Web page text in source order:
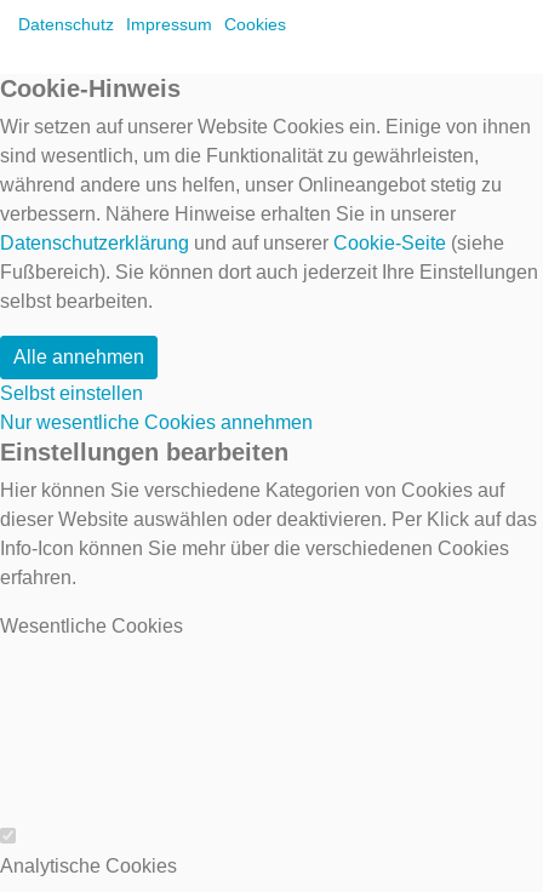
Datenschutz Impressum Cookies
Cookie-Hinweis
Wir setzen auf unserer Website Cookies ein. Einige von ihnen
sind wesentlich, um die Funktionalität zu gewährleisten,
während andere uns helfen, unser Onlineangebot stetig zu
verbessern. Nähere Hinweise erhalten Sie in unserer
Datenschutzerklärung und auf unserer Cookie-Seite (siehe
Fußbereich). Sie können dort auch jederzeit Ihre Einstellungen
selbst bearbeiten.
Alle annehmen
Selbst einstellen
Nur wesentliche Cookies annehmen
Einstellungen bearbeiten
Hier können Sie verschiedene Kategorien von Cookies auf
dieser Website auswählen oder deaktivieren. Per Klick auf das
Info-Icon können Sie mehr über die verschiedenen Cookies
erfahren.
Wesentliche Cookies
Wesentliche Cookies
Analytische Cookies